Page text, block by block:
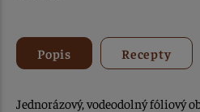
Popis Recepty
Jednorázový, vodeodolný fóliový